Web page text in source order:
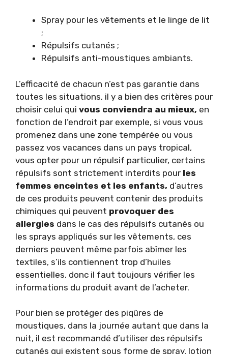
Spray pour les vêtements et le linge de lit
;
Répulsifs cutanés ;
Répulsifs anti-moustiques ambiants.
L’efficacité de chacun n’est pas garantie dans
toutes les situations, il y a bien des critères pour
choisir celui qui vous conviendra au mieux, en
fonction de l’endroit par exemple, si vous vous
promenez dans une zone tempérée ou vous
passez vos vacances dans un pays tropical,
vous opter pour un répulsif particulier, certains
répulsifs sont strictement interdits pour les
femmes enceintes et les enfants, d’autres
de ces produits peuvent contenir des produits
chimiques qui peuvent provoquer des
allergies dans le cas des répulsifs cutanés ou
les sprays appliqués sur les vêtements, ces
derniers peuvent même parfois abîmer les
textiles, s’ils contiennent trop d’huiles
essentielles, donc il faut toujours vérifier les
informations du produit avant de l’acheter.
Pour bien se protéger des piqûres de
moustiques, dans la journée autant que dans la
nuit, il est recommandé d’utiliser des répulsifs
cutanés qui existent sous forme de spray, lotion